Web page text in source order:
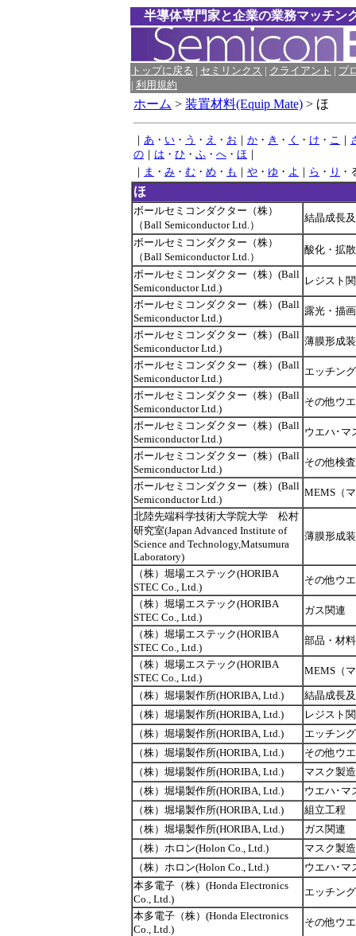
半導体専門家と企業の業務マッチン
トップに戻る | セミリンクス | クライアント | プ
| 利用規約
ホーム > 装置材料(Equip Mate) > ほ
｜ あ ・ い ・ う ・ え ・ お ｜ か ・ き ・ く ・ け ・ こ ｜
の ｜ は ・ ひ ・ ふ ・ へ ・ ほ ｜
｜ ま ・ み ・ む ・ め ・ も ｜ や ・ ゆ ・ よ ｜ ら ・ り ・
ほ
ボールセミコンダクター（株）
（Ball Semiconductor Ltd.）
結晶成長
ボールセミコンダクター（株）
（Ball Semiconductor Ltd.）
酸化・拡
ボールセミコンダクター（株）(Ball
Semiconductor Ltd.)
レジスト
ボールセミコンダクター（株）(Ball
Semiconductor Ltd.)
露光・描
ボールセミコンダクター（株）(Ball
Semiconductor Ltd.)
薄膜形成
ボールセミコンダクター（株）(Ball
Semiconductor Ltd.)
エッチン
ボールセミコンダクター（株）(Ball
Semiconductor Ltd.)
その他ウ
ボールセミコンダクター（株）(Ball
Semiconductor Ltd.)
ウエハ･マ
ボールセミコンダクター（株）(Ball
Semiconductor Ltd.)
その他検
ボールセミコンダクター（株）(Ball
Semiconductor Ltd.)
MEMS（
北陸先端科学技術大学院大学 松村
研究室(Japan Advanced Institute of
Science and Technology,Matsumura
Laboratory)
薄膜形成
（株）堀場エステック(HORIBA
STEC Co., Ltd.)
その他ウ
（株）堀場エステック(HORIBA
STEC Co., Ltd.)
ガス関連
（株）堀場エステック(HORIBA
STEC Co., Ltd.)
部品・材
（株）堀場エステック(HORIBA
STEC Co., Ltd.)
MEMS（
（株）堀場製作所(HORIBA, Ltd.)
結晶成長
（株）堀場製作所(HORIBA, Ltd.)
レジスト
（株）堀場製作所(HORIBA, Ltd.)
エッチン
（株）堀場製作所(HORIBA, Ltd.)
その他ウ
（株）堀場製作所(HORIBA, Ltd.)
マスク製
（株）堀場製作所(HORIBA, Ltd.)
ウエハ･マ
（株）堀場製作所(HORIBA, Ltd.)
組立工程
（株）堀場製作所(HORIBA, Ltd.)
ガス関連
（株）ホロン(Holon Co., Ltd.)
マスク製
（株）ホロン(Holon Co., Ltd.)
ウエハ･マ
本多電子（株）(Honda Electronics
Co., Ltd.)
エッチン
本多電子（株）(Honda Electronics
Co., Ltd.)
その他ウ